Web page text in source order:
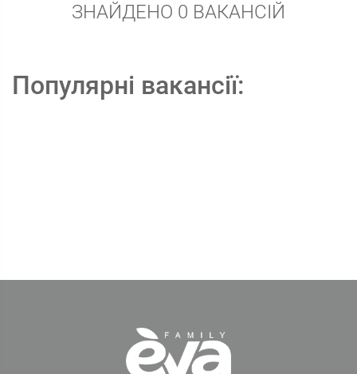
ЗНАЙДЕНО 0 ВАКАНСІЙ
Популярні вакансії: